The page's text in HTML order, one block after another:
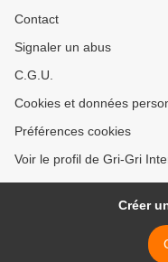
Contact
Signaler un abus
C.G.U.
Cookies et données
Préférences cookies
Voir le profil de Gri-Gri
Créer